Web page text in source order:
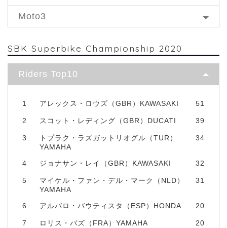
Moto3
SBK Superbike Championship 2020
Riders Top10
1 アレックス・ロウズ（GBR）KAWASAKI 51
2 スコット・レディング（GBR）DUCATI 39
3
トプラク・ラズガットリオグル（TUR）
YAMAHA
34
4 ジョナサン・レイ（GBR）KAWASAKI 32
5
マイケル・ファン・デル・マーク（NLD）
YAMAHA
31
6 アルバロ・バウティスタ（ESP）HONDA 20
7 ロリス・バズ（FRA）YAMAHA 20